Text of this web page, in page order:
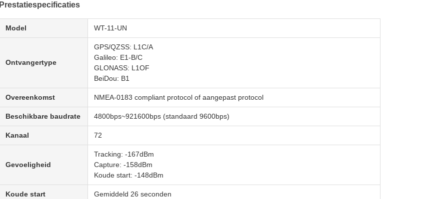
Prestatiespecificaties
Model WT-11-UN
Ontvangertype
GPS/QZSS: L1C/A
Galileo: E1-B/C
GLONASS: L1OF
BeiDou: B1
Overeenkomst NMEA-0183 compliant protocol of aangepast protocol
Beschikbare baudrate 4800bps~921600bps (standaard 9600bps)
Kanaal 72
Gevoeligheid
Tracking: -167dBm
Capture: -158dBm
Koude start: -148dBm
Koude start Gemiddeld 26 seconden